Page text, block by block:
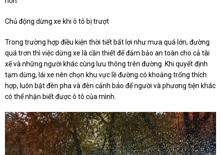
Chủ động dừng xe khi ô tô bị trượt
Trong trường hợp điều kiện thời tiết bất lợi như mưa quá lớn, đường
quá trơn thì việc dừng xe là cần thiết để đảm bảo an toàn cho cả tài
xế và những người khác cùng lưu thông trên đường. Khi quyết định
tạm dừng, lái xe nên chọn khu vực lề đường có khoảng trống thích
hợp, luôn bật đèn pha và đèn cảnh báo để người và phương tiện khác
có thể nhận biết được ô tô của mình.